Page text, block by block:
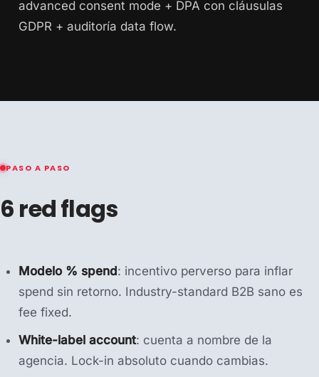
advanced consent mode + DPA con cláusulas
GDPR + auditoría data flow.
PASO A PASO
6 red flags
Modelo % spend: incentivo perverso para inflar
spend sin retorno. Industry-standard B2B sano es
fee fixed.
White-label account: cuenta a nombre de la
agencia. Lock-in absoluto cuando cambias.